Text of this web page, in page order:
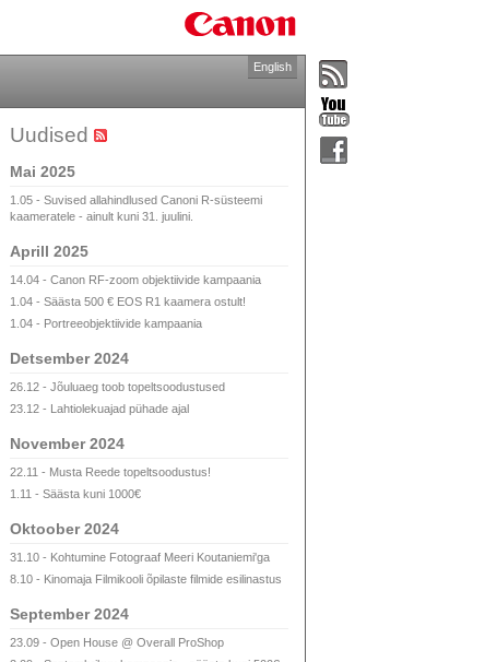
English
Uudised
Mai 2025
1.05 - Suvised allahindlused Canoni R-süsteemi
kaameratele - ainult kuni 31. juulini.
Aprill 2025
14.04 - Canon RF-zoom objektiivide kampaania
1.04 - Säästa 500 € EOS R1 kaamera ostult!
1.04 - Portreeobjektiivide kampaania
Detsember 2024
26.12 - Jõuluaeg toob topeltsoodustused
23.12 - Lahtiolekuajad pühade ajal
November 2024
22.11 - Musta Reede topeltsoodustus!
1.11 - Säästa kuni 1000€
Oktoober 2024
31.10 - Kohtumine Fotograaf Meeri Koutaniemi'ga
8.10 - Kinomaja Filmikooli õpilaste filmide esilinastus
September 2024
23.09 - Open House @ Overall ProShop